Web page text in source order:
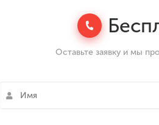
Оставьте заявку и мы